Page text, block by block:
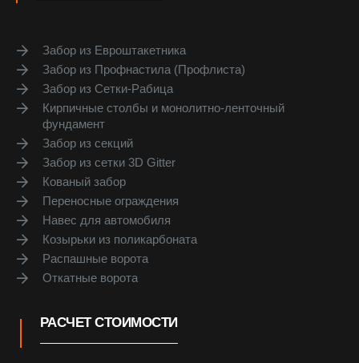
Забор из Евроштакетника
Забор из Профнастила (Профлиста)
Забор из Сетки-Рабица
Кирпичные столбы и монолитно-ленточный
фундамент
Забор из секций
Забор из сетки 3D Gitter
Кованый забор
Переносные ограждения
Навес для автомобиля
Козырьки из поликарбоната
Распашные ворота
Откатные ворота
РАСЧЕТ СТОИМОСТИ